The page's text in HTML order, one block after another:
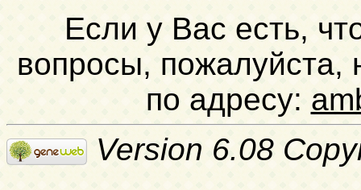
Если у Вас есть,
вопросы, пожалуйста,
по адресу:
Version 6.08